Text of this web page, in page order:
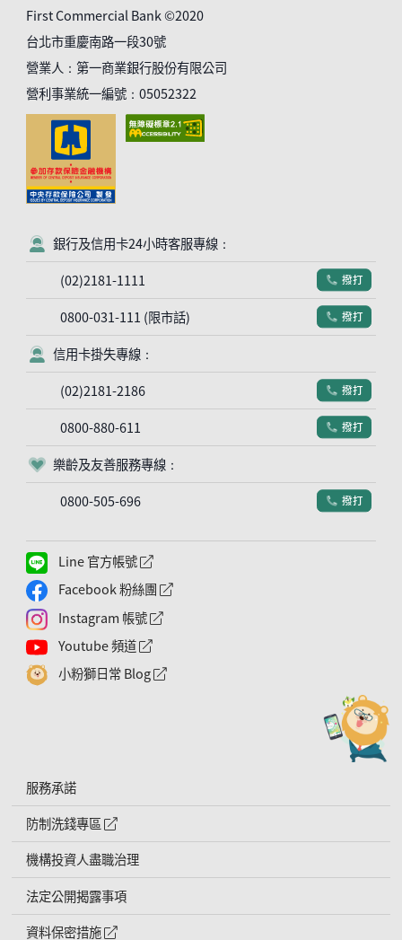
First Commercial Bank ©2020
台北市重慶南路一段30號
營業人：第一商業銀行股份有限公司
營利事業統一編號：05052322
客服符號
銀行及信用卡24小時客服專線：
(02)2181-1111
電話符號
撥打
0800-031-111 (限市話) 電話符號
撥打
客服符號
信用卡掛失專線：
(02)2181-2186
電話符號
撥打
0800-880-611 電話符號
撥打
客服符號
樂齡及友善服務專線：
0800-505-696
電話符號
撥打
Line 官方帳號 外網連結符號
Facebook 粉絲團 外網連結符號
Instagram 帳號 外網連結符號
Youtube 頻道 外網連結符號
小粉獅日常 Blog 外網連結符號
服務承諾
防制洗錢專區
外網連結符號
機構投資人盡職治理
法定公開揭露事項
資料保密措施
外網連結符號